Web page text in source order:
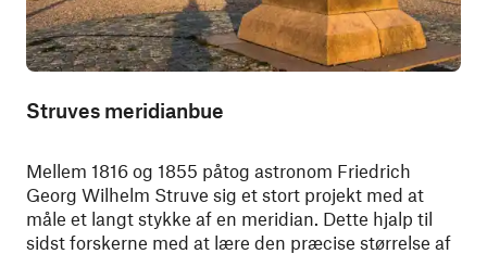
Struves meridianbue
Mellem 1816 og 1855 påtog astronom Friedrich
Georg Wilhelm Struve sig et stort projekt med at
måle et langt stykke af en meridian. Dette hjalp til
sidst forskerne med at lære den præcise størrelse af